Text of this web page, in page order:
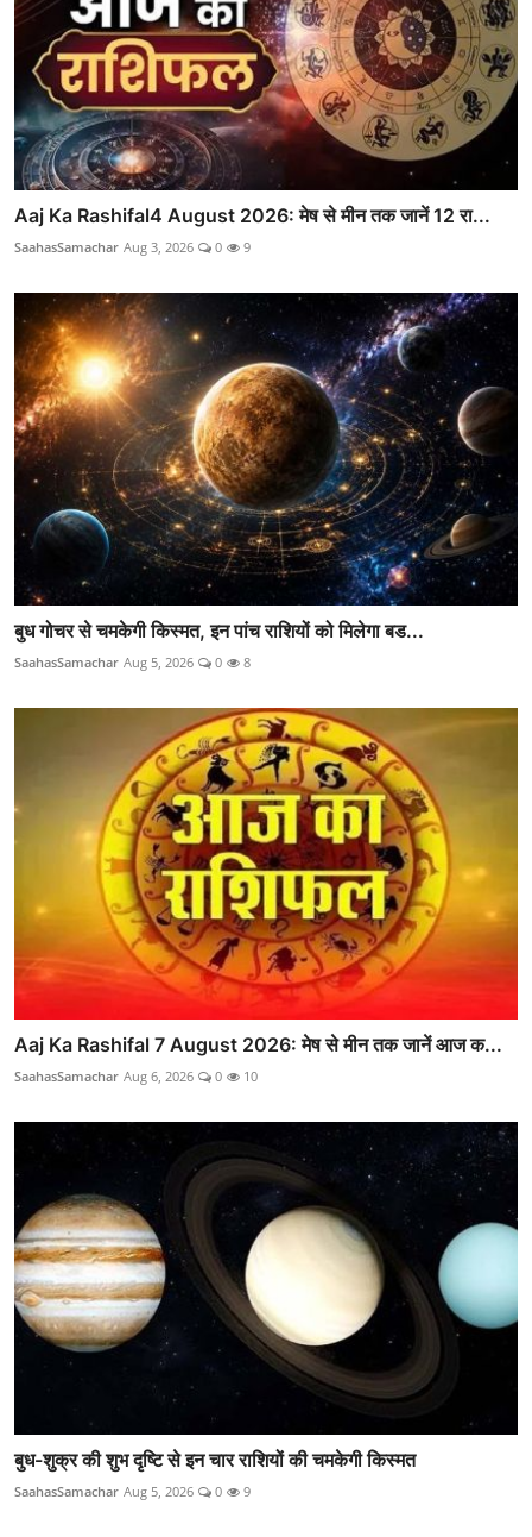
Aaj Ka Rashifal4 August 2026: मेष से मीन तक जानें 12 रा...
SaahasSamachar Aug 3, 2026 0 9
बुध गोचर से चमकेगी किस्मत, इन पांच राशियों को मिलेगा बड...
SaahasSamachar Aug 5, 2026 0 8
Aaj Ka Rashifal 7 August 2026: मेष से मीन तक जानें आज क...
SaahasSamachar Aug 6, 2026 0 10
बुध-शुक्र की शुभ दृष्टि से इन चार राशियों की चमकेगी किस्मत
SaahasSamachar Aug 5, 2026 0 9